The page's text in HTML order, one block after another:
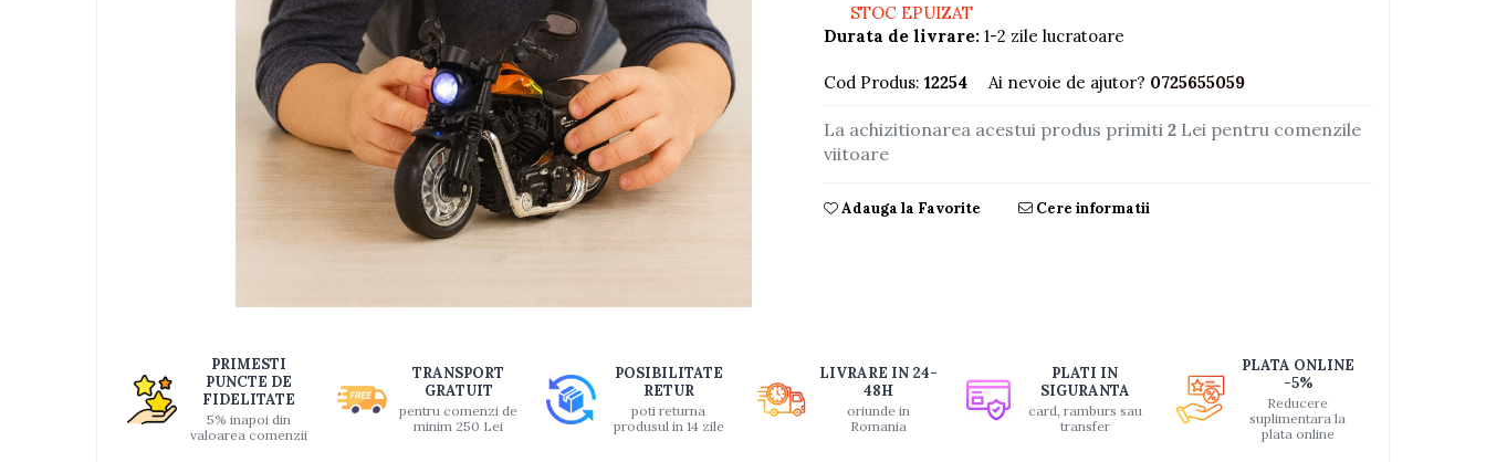
Ateliere si unelte
Facebook
STOC EPUIZAT
Durata de livrare: 1-2 zile lucratoare
Cod Produs: 12254 Ai nevoie de ajutor? 0725655059
La achizitionarea acestui produs primiti2 Lei pentru comenzile
viitoare
Adauga la Favorite Cere informatii
PRIMESTI
PUNCTE DE
FIDELITATE
5% inapoi din
valoarea comenzii
TRANSPORT
GRATUIT
pentru comenzi de
minim 250 Lei
POSIBILITATE
RETUR
poti returna
produsul in 14 zile
LIVRARE IN 24-
48H
oriunde in
Romania
PLATI IN
SIGURANTA
card, ramburs sau
transfer
PLATA ONLINE
-5%
Reducere
suplimentara la
plata online